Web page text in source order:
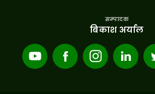
सम्पादक
बिकाश अर्याल